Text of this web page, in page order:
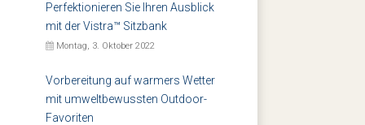
Perfektionieren Sie Ihren Ausblick
mit der Vistra™ Sitzbank
Montag, 3. Oktober 2022
Vorbereitung auf warmers Wetter
mit umweltbewussten Outdoor-
Favoriten